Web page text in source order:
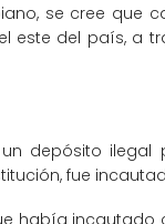
se cree que
este del país, a
depósito ilegal
fue
había